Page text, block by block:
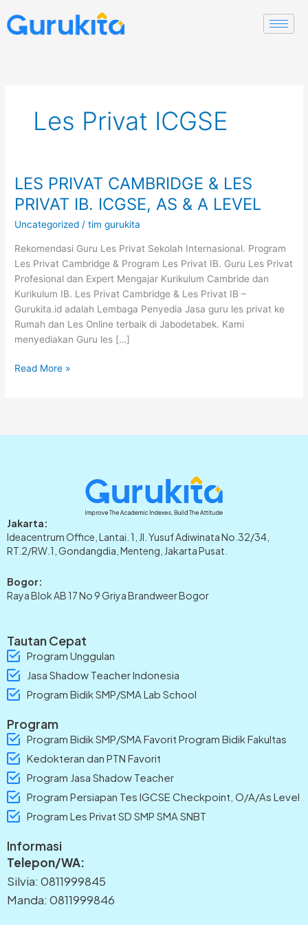
to
content
Les Privat ICGSE
LES PRIVAT CAMBRIDGE & LES
PRIVAT IB. ICGSE, AS & A LEVEL
Uncategorized /tim gurukita
Rekomendasi Guru Les Privat Sekolah Internasional. Program
Les Privat Cambridge & Program Les Privat IB. Guru Les Privat
Profesional dan Expert Mengajar Kurikulum Cambride dan
Kurikulum IB. Les Privat Cambridge & Les Privat IB –
Gurukita.id adalah Lembaga Penyedia Jasa guru les privat ke
Rumah dan Les Online terbaik di Jabodetabek. Kami
menyediakan Guru les […]
LES
PRIVAT
CAMBRIDGE
&
LEVEL
Read More »
Jakarta:
Ideacentrum Office, Lantai. 1, Jl. Yusuf Adiwinata No.32/34,
RT.2/RW.1, Gondangdia, Menteng, Jakarta Pusat.
Bogor:
Raya Blok AB 17 No 9 Griya Brandweer Bogor
Tautan Cepat
Program Unggulan
Jasa Shadow Teacher Indonesia
Program Bidik SMP/SMA Lab School
Program
Program Bidik SMP/SMA Favorit Program Bidik Fakultas
Kedokteran dan PTN Favorit
Program Jasa Shadow Teacher
Program Persiapan Tes IGCSE Checkpoint, O/A/As Level
Program Les Privat SD SMP SMA SNBT
Informasi
Telepon/WA:
Silvia: 0811999845
Manda: 0811999846